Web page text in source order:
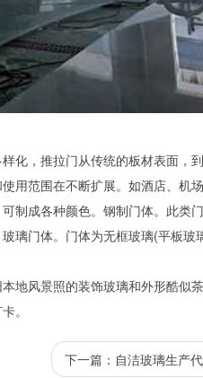
化，推拉门从传统的板材表面，
用范围在不断扩展。如酒店、机
制成各种颜色。钢制门体。此类
璃门体。门体为无框玻璃(平板玻
地风景照的装饰玻璃和外形酷似
。
下一篇： 自洁玻璃生产